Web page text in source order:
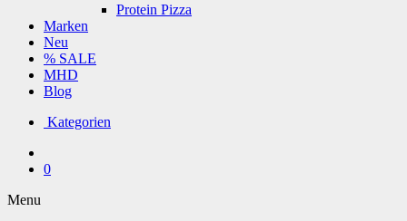
Protein Pizza
Marken
Neu
% SALE
MHD
Blog
Kategorien
0
Menu